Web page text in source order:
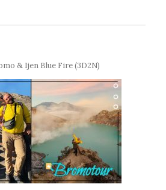
& Ijen Blue Fire (3D2N)